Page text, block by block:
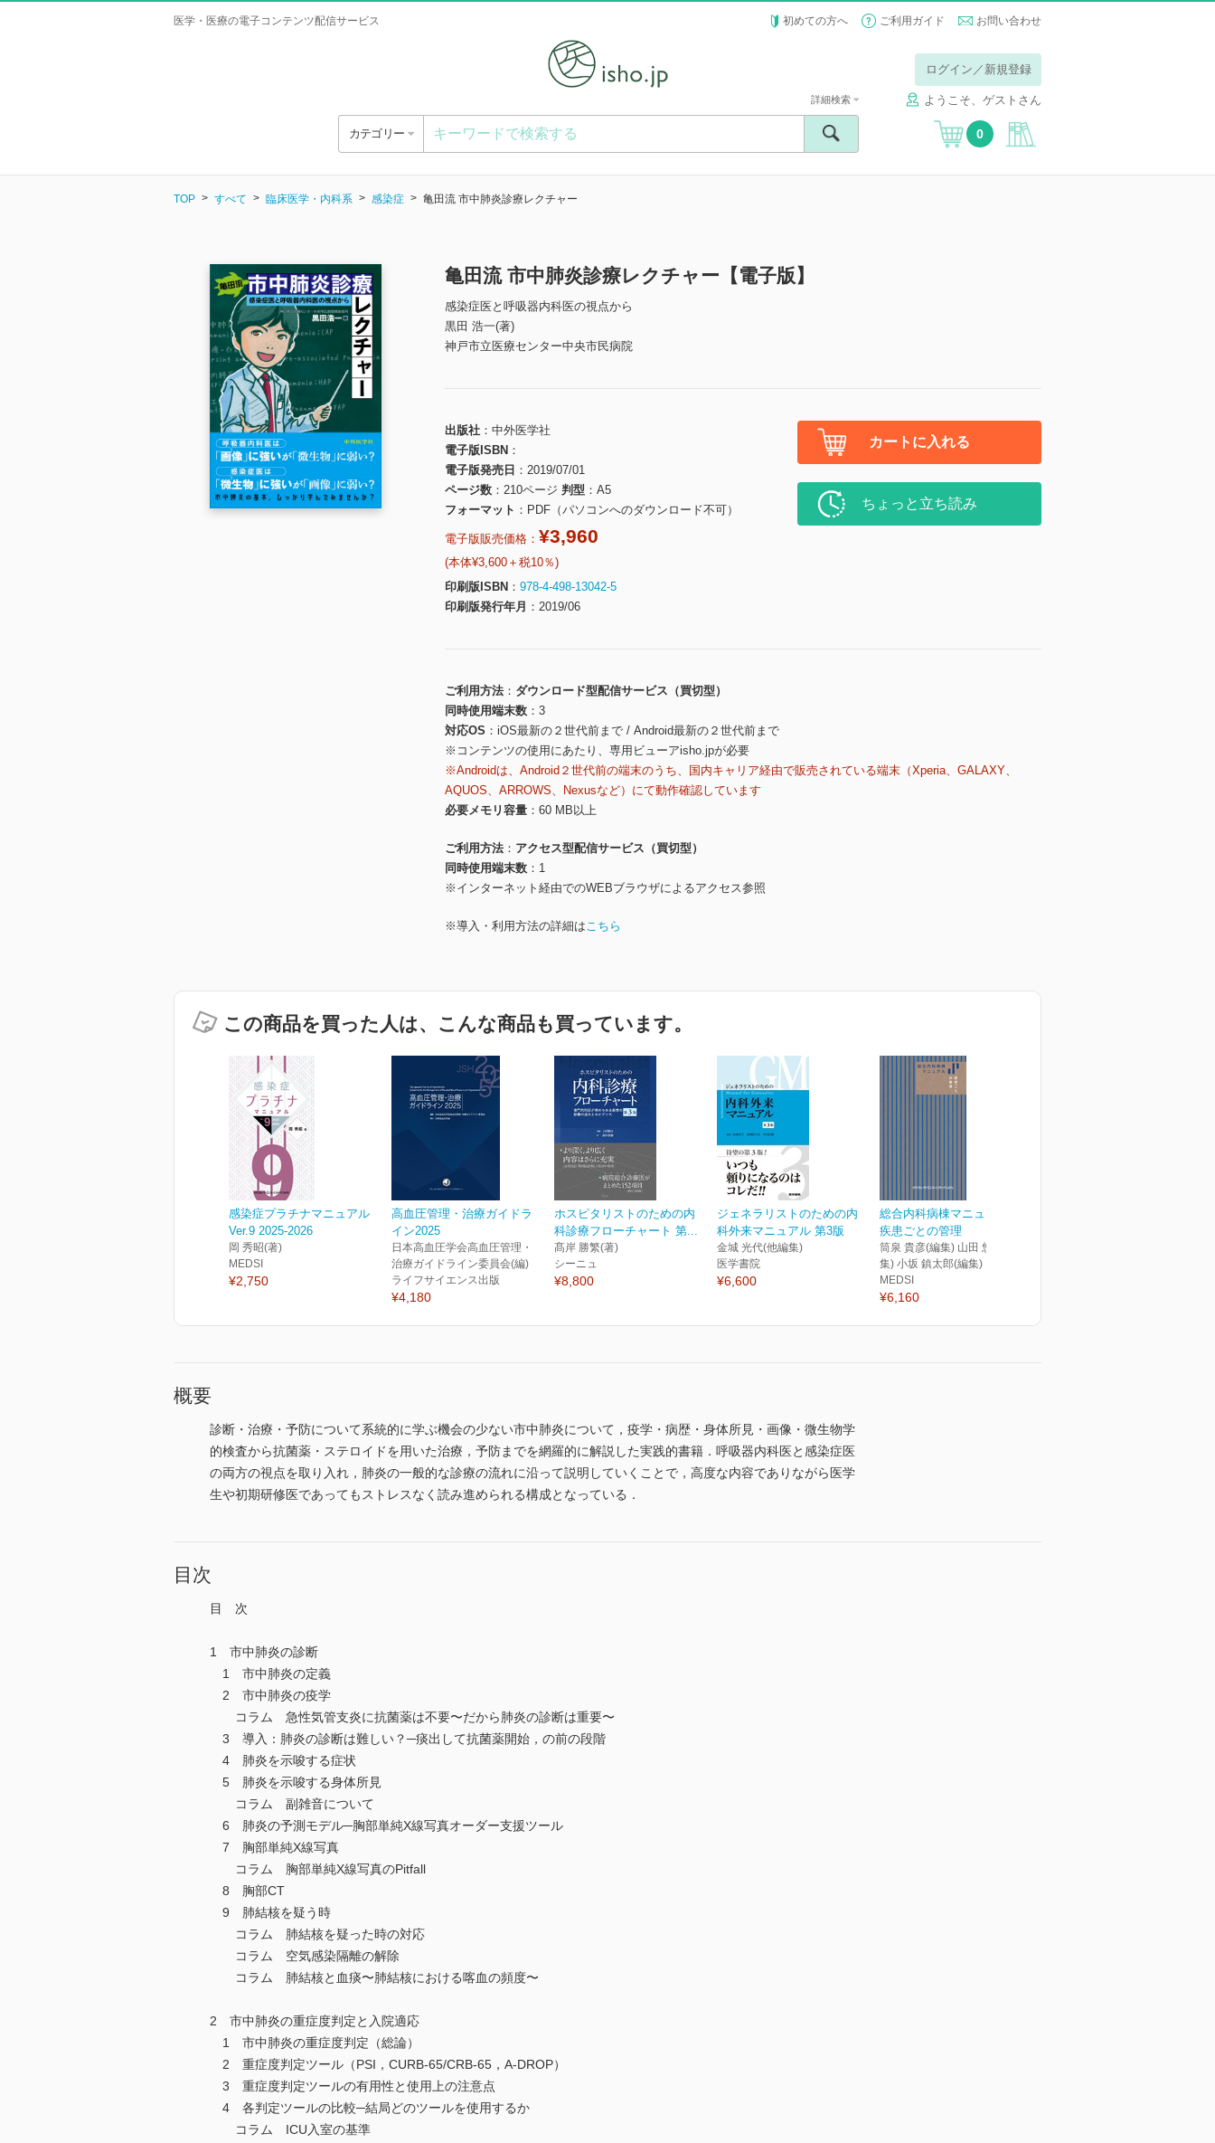
医学・医療の電子コンテンツ配信サービス 初めての方へ ご利用ガイド お問い合わせ
ログイン／新規登録
ようこそ、ゲストさん
カテゴリー
詳細検索
0
TOP すべて 臨床医学・内科系 感染症 亀田流 市中肺炎診療レクチャー
亀田流 市中肺炎診療レクチャー【電子版】
感染症医と呼吸器内科医の視点から
黒田 浩一(著)
神戸市立医療センター中央市民病院
出版社
中外医学社
電子版ISBN
電子版発売日
2019/07/01
ページ数
210ページ 判型
A5
フォーマット
PDF（パソコンへのダウンロード不可）
電子版販売価格： ¥3,960
(本体¥3,600＋税10％)
印刷版ISBN
978-4-498-13042-5
印刷版発行年月
2019/06
カートに入れる
ちょっと立ち読み
ご利用方法
ダウンロード型配信サービス（買切型）
同時使用端末数
3
対応OS
iOS最新の２世代前まで / Android最新の２世代前まで
※コンテンツの使用にあたり、専用ビューアisho.jpが必要
※Androidは、Android２世代前の端末のうち、国内キャリア経由で販売されている端末（Xperia、GALAXY、
AQUOS、ARROWS、Nexusなど）にて動作確認しています
必要メモリ容量
60 MB以上
ご利用方法
アクセス型配信サービス（買切型）
同時使用端末数
1
※インターネット経由でのWEBブラウザによるアクセス参照
※導入・利用方法の詳細はこちら
この商品を買った人は、こんな商品も買っています。
感染症プラチナマニュアル
Ver.9 2025-2026
岡 秀昭(著)
MEDSI
¥2,750
高血圧管理・治療ガイドラ
イン2025
日本高血圧学会高血圧管理・
治療ガイドライン委員会(編)
ライフサイエンス出版
¥4,180
ホスピタリストのための内
科診療フローチャート 第...
髙岸 勝繁(著)
シーニュ
¥8,800
ジェネラリストのための内
科外来マニュアル 第3版
金城 光代(他編集)
医学書院
¥6,600
総合内科病棟マニュアル
疾患ごとの管理
筒泉 貴彦(編集) 山田 悠史(編
集) 小坂 鎮太郎(編集)
MEDSI
¥6,160
概要
診断・治療・予防について系統的に学ぶ機会の少ない市中肺炎について，疫学・病歴・身体所見・画像・微生物学
的検査から抗菌薬・ステロイドを用いた治療，予防までを網羅的に解説した実践的書籍．呼吸器内科医と感染症医
の両方の視点を取り入れ，肺炎の一般的な診療の流れに沿って説明していくことで，高度な内容でありながら医学
生や初期研修医であってもストレスなく読み進められる構成となっている．
目次
目 次
1 市中肺炎の診断
1 市中肺炎の定義
2 市中肺炎の疫学
コラム 急性気管支炎に抗菌薬は不要〜だから肺炎の診断は重要〜
3 導入：肺炎の診断は難しい？─痰出して抗菌薬開始，の前の段階
4 肺炎を示唆する症状
5 肺炎を示唆する身体所見
コラム 副雑音について
6 肺炎の予測モデル─胸部単純X線写真オーダー支援ツール
7 胸部単純X線写真
コラム 胸部単純X線写真のPitfall
8 胸部CT
9 肺結核を疑う時
コラム 肺結核を疑った時の対応
コラム 空気感染隔離の解除
コラム 肺結核と血痰〜肺結核における喀血の頻度〜
2 市中肺炎の重症度判定と入院適応
1 市中肺炎の重症度判定（総論）
2 重症度判定ツール（PSI，CURB-65/CRB-65，A-DROP）
3 重症度判定ツールの有用性と使用上の注意点
4 各判定ツールの比較─結局どのツールを使用するか
コラム ICU入室の基準